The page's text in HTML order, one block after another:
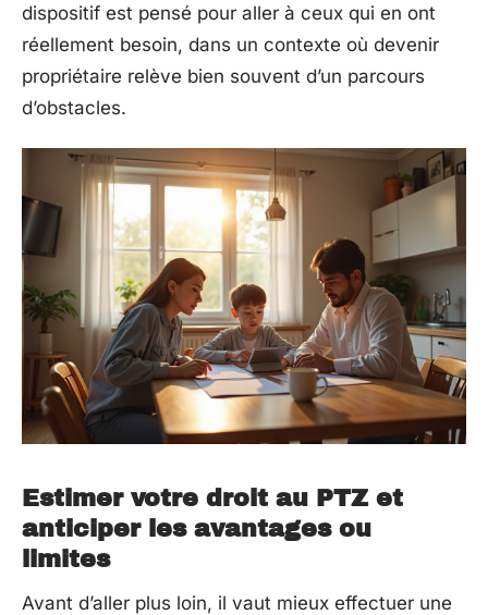
dispositif est pensé pour aller à ceux qui en ont
réellement besoin, dans un contexte où devenir
propriétaire relève bien souvent d’un parcours
d’obstacles.
Estimer votre droit au PTZ et
anticiper les avantages ou
limites
Avant d’aller plus loin, il vaut mieux effectuer une